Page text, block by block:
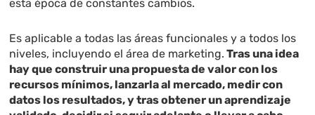
esta época de constantes cambios.
Es aplicable a todas las áreas funcionales y a todos los
niveles, incluyendo el área de marketing. Tras una idea
hay que construir una propuesta de valor con los
recursos mínimos, lanzarla al mercado, medir con
datos los resultados, y tras obtener un aprendizaje